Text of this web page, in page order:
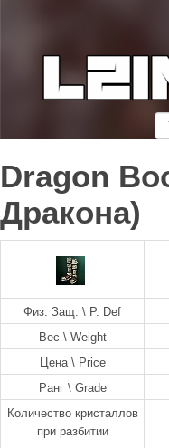
Dragon
Дракона)
Физ. Защ. \ P. Def
Вес \ Weight
Цена \ Price
Ранг \ Grade
Количество кристаллов
при разбитии